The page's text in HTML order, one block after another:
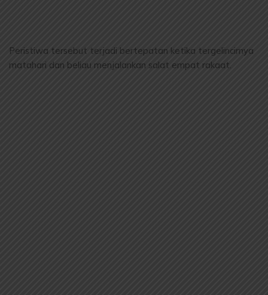
Peristiwa tersebut terjadi bertepatan ketika tergelincirnya
matahari dan beliau menjalankan salat empat rakaat.